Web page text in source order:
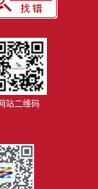
站二维码